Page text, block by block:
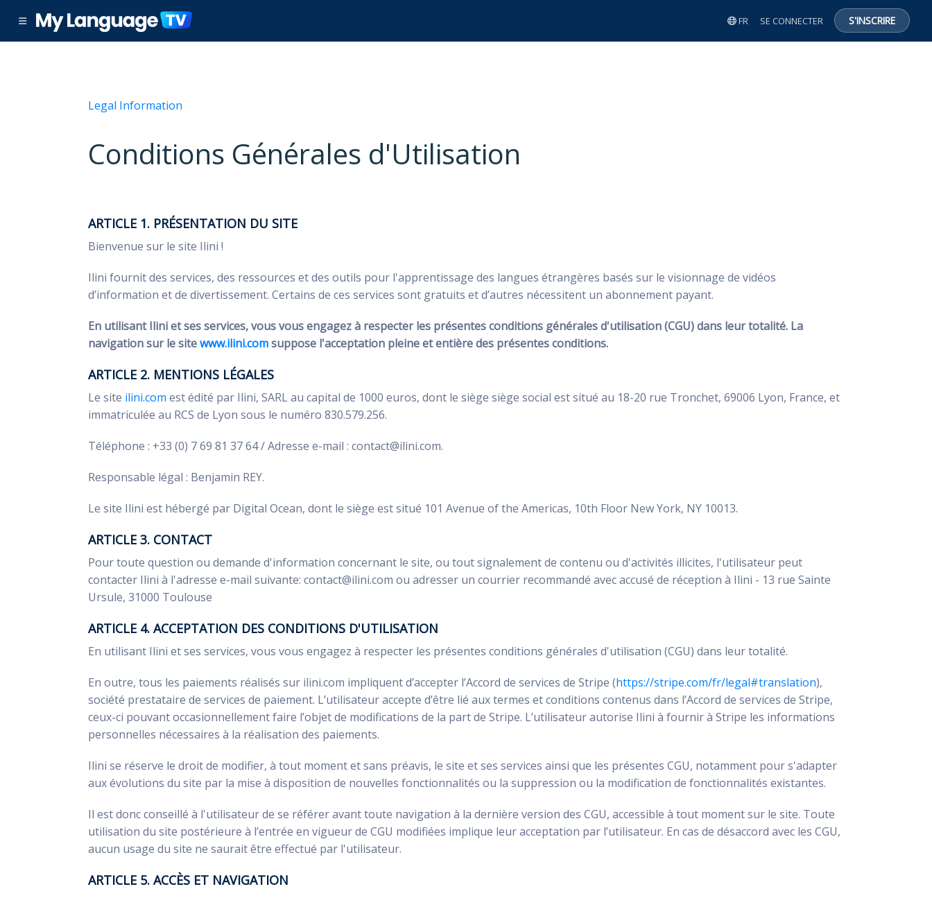
FR SE CONNECTER S'INSCRIRE
Legal Information
Conditions Générales d'Utilisation
ARTICLE 1. PRÉSENTATION DU SITE
Bienvenue sur le site Ilini !
Ilini fournit des services, des ressources et des outils pour l'apprentissage des langues étrangères basés sur le visionnage de vidéos
d’information et de divertissement. Certains de ces services sont gratuits et d’autres nécessitent un abonnement payant.
En utilisant Ilini et ses services, vous vous engagez à respecter les présentes conditions générales d'utilisation (CGU) dans leur totalité. La
navigation sur le sitewww.ilini.comsuppose l'acceptation pleine et entière des présentes conditions.
ARTICLE 2. MENTIONS LÉGALES
Le site ilini.com est édité par Ilini, SARL au capital de 1000 euros, dont le siège siège social est situé au 18-20 rue Tronchet, 69006 Lyon, France, et
immatriculée au RCS de Lyon sous le numéro 830.579.256.
Téléphone : +33 (0) 7 69 81 37 64 / Adresse e-mail : contact@ilini.com.
Responsable légal : Benjamin REY.
Le site Ilini est hébergé par Digital Ocean, dont le siège est situé 101 Avenue of the Americas, 10th Floor New York, NY 10013.
ARTICLE 3. CONTACT
Pour toute question ou demande d'information concernant le site, ou tout signalement de contenu ou d'activités illicites, l'utilisateur peut
contacter Ilini à l'adresse e-mail suivante: contact@ilini.com ou adresser un courrier recommandé avec accusé de réception à Ilini - 13 rue Sainte
Ursule, 31000 Toulouse
ARTICLE 4. ACCEPTATION DES CONDITIONS D'UTILISATION
En utilisant Ilini et ses services, vous vous engagez à respecter les présentes conditions générales d'utilisation (CGU) dans leur totalité.
En outre, tous les paiements réalisés sur ilini.com impliquent d’accepter l’Accord de services de Stripe (https://stripe.com/fr/legal#translation),
société prestataire de services de paiement. L’utilisateur accepte d’être lié aux termes et conditions contenus dans l’Accord de services de Stripe,
ceux-ci pouvant occasionnellement faire l’objet de modifications de la part de Stripe. L’utilisateur autorise Ilini à fournir à Stripe les informations
personnelles nécessaires à la réalisation des paiements.
Ilini se réserve le droit de modifier, à tout moment et sans préavis, le site et ses services ainsi que les présentes CGU, notamment pour s'adapter
aux évolutions du site par la mise à disposition de nouvelles fonctionnalités ou la suppression ou la modification de fonctionnalités existantes.
Il est donc conseillé à l'utilisateur de se référer avant toute navigation à la dernière version des CGU, accessible à tout moment sur le site. Toute
utilisation du site postérieure à l’entrée en vigueur de CGU modifiées implique leur acceptation par l’utilisateur. En cas de désaccord avec les CGU,
aucun usage du site ne saurait être effectué par l'utilisateur.
ARTICLE 5. ACCÈS ET NAVIGATION